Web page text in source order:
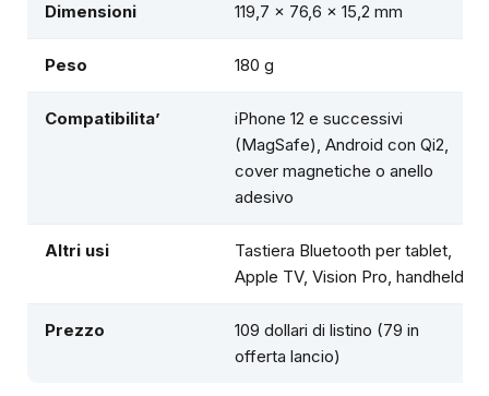
Dimensioni 119,7 x 76,6 x 15,2 mm
Peso 180 g
Compatibilita’
iPhone 12 e successivi
(MagSafe), Android con Qi2,
cover magnetiche o anello
adesivo
Altri usi
Tastiera Bluetooth per tablet,
Apple TV, Vision Pro, handheld
Prezzo
109 dollari di listino (79 in
offerta lancio)